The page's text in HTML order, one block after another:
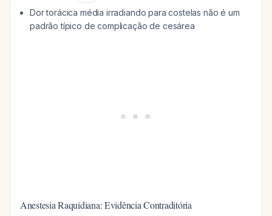
Dor torácica média irradiando para costelas não é um
padrão típico de complicação de cesárea
Anestesia Raquidiana: Evidência Contraditória